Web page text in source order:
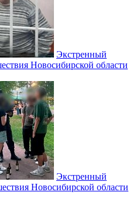
Экстренный
Новосибирской области
Экстренный
Новосибирской области